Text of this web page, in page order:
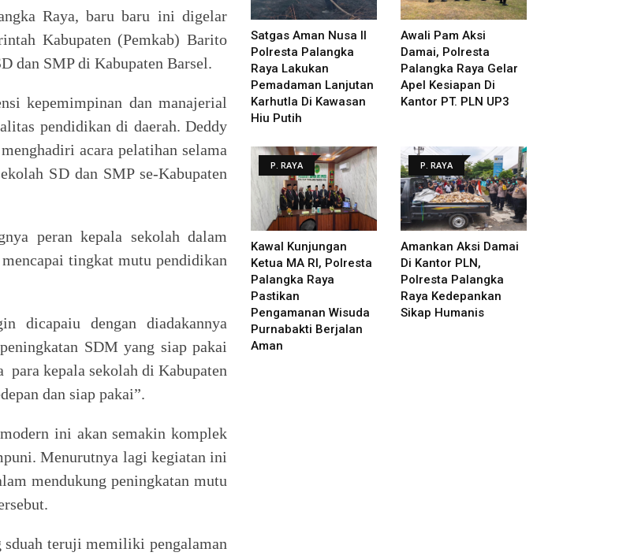
Raya, baru baru ini digelar
Kabupaten (Pemkab) Barito
dan SMP di Kabupaten Barsel.
kepemimpinan dan manajerial
pendidikan di daerah. Deddy
acara pelatihan selama
SD dan SMP se-Kabupaten
peran kepala sekolah dalam
tingkat mutu pendidikan
dicapaiu dengan diadakannya
SDM yang siap pakai
kepala sekolah di Kabupaten
dan siap pakai”.
ini akan semakin komplek
Menurutnya lagi kegiatan ini
mendukung peningkatan mutu
sduah teruji memiliki pengalaman
Satgas Aman Nusa II
Polresta Palangka
Raya Lakukan
Pemadaman Lanjutan
Karhutla Di Kawasan
Hiu Putih
Awali Pam Aksi
Damai, Polresta
Palangka Raya Gelar
Apel Kesiapan Di
Kantor PT. PLN UP3
P. RAYA
Kawal Kunjungan
Ketua MA RI, Polresta
Palangka Raya
Pastikan
Pengamanan Wisuda
Purnabakti Berjalan
Aman
P. RAYA
Amankan Aksi Damai
Di Kantor PLN,
Polresta Palangka
Raya Kedepankan
Sikap Humanis